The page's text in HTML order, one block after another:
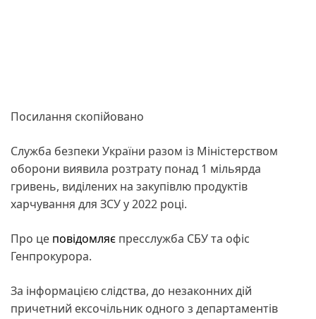
Посилання скопійовано
Служба безпеки України разом із Міністерством
оборони виявила розтрату понад 1 мільярда
гривень, виділених на закупівлю продуктів
харчування для ЗСУ у 2022 році.
Про це повідомляє пресслужба СБУ та офіс
Генпрокурора.
За інформацією слідства, до незаконних дій
причетний ексочільник одного з департаментів